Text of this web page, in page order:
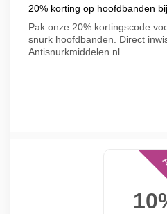
20% korting op hoofdbanden
Pak onze 20% kortingscode
snurk hoofdbanden. Direct
Antisnurkmiddelen.nl